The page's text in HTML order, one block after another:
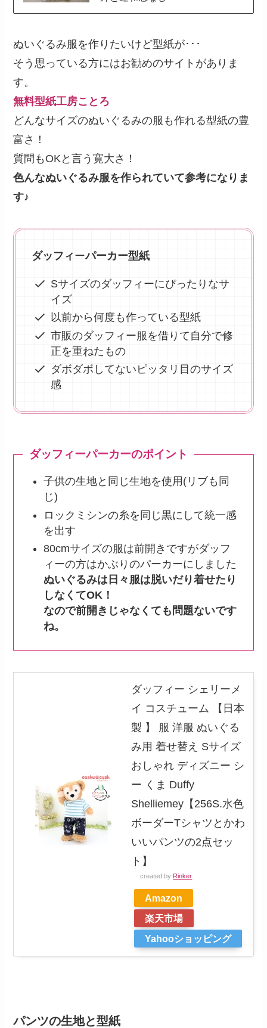
ぬいぐるみ服を作りたいけど型紙が･･･
そう思っている方にはお勧めのサイトがありま
す。
無料型紙工房ことろ
どんなサイズのぬいぐるみの服も作れる型紙の豊
富さ！
質問もOKと言う寛大さ！
色んなぬいぐるみ服を作られていて参考になりま
す♪
ダッフィーパーカー型紙
Sサイズのダッフィーにぴったりなサ
イズ
以前から何度も作っている型紙
市販のダッフィー服を借りて自分で修
正を重ねたもの
ダボダボしてないピッタリ目のサイズ
感
ダッフィーパーカーのポイント
子供の生地と同じ生地を使用(リブも同
じ)
ロックミシンの糸を同じ黒にして統一感
を出す
80cmサイズの服は前開きですがダッフ
ィーの方はかぶりのパーカーにしました
ぬいぐるみは日々服は脱いだり着せたり
しなくてOK！
なので前開きじゃなくても問題ないです
ね。
ダッフィー シェリーメ
イ コスチューム 【日本
製 】 服 洋服 ぬいぐる
み用 着せ替え Sサイズ
おしゃれ ディズニー シ
ー くま Duffy
Shelliemey【256S.水色
ボーダーTシャツとかわ
いいパンツの2点セッ
ト】
created by Rinker
Amazon
楽天市場
Yahooショッピング
パンツの生地と型紙